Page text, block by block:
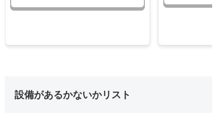
設備があるかないかリスト